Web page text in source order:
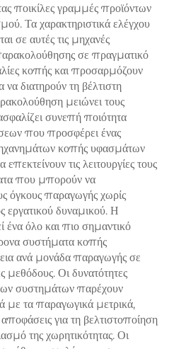
ποικίλες γραμμές προϊόντων
Τα χαρακτηριστικά ελέγχου
σε αυτές τις μηχανές
σε πραγματικό
κοπής και προσαρμόζουν
διατηρούν τη βέλτιστη
μειώνει τους
συνεπή ποιότητα
που προσφέρει ένας
κοπής υφασμάτων
επεκτείνουν τις λειτουργίες τους
που μπορούν να
όγκους παραγωγής χωρίς
εργατικού δυναμικού. Η
ένα όλο και πιο σημαντικό
συστήματα κοπής
ανά μονάδα παραγωγής σε
μεθόδους. Οι δυνατότητες
συστημάτων παρέχουν
με τα παραγωγικά μετρικά,
για τη βελτιστοποίηση
της χωρητικότητας. Οι